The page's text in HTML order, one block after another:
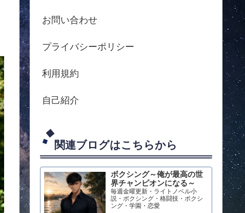
お問い合わせ
プライバシーポリシー
利用規約
自己紹介
関連ブログはこちらから
ボクシング～俺が最高の世
界チャンピオンになる～
毎週金曜更新・ライトノベル小
説・ボクシング・格闘技・ボクシ
ング・学園・恋愛